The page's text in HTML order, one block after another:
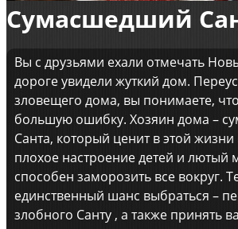
Сумасшедший
Вы с друзьями ехали отмечать
дороге увидели жуткий дом.
зловещего дома, вы понимаете,
большую ошибку. Хозяин дома –
Санта, который ценит в этой
плохое настроение детей и лютый
способен заморозить все вокруг.
единственный шанс выбраться –
злобного Санту , а также принять